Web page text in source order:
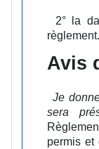
2° la
règlement.
Avis
Je
sera
permis et